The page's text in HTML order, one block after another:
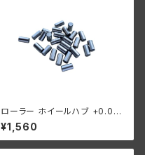
ローラー ホイールハブ +0.00
02 インチ オーバーサイズ 26個
入り ハーレーダビッドソン 193
6-65年 全モデル
¥1,560